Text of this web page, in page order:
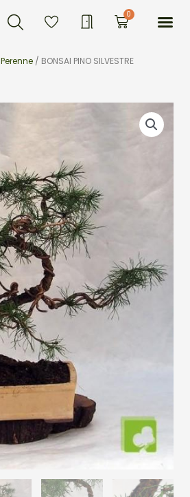
Buscar 0Carrito
Perenne / BONSAI PINO SILVESTRE